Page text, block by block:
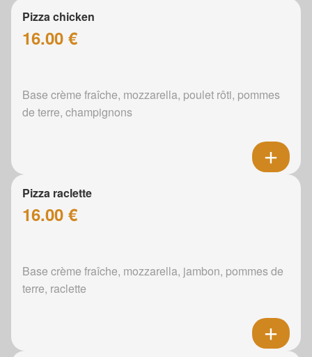
Pizza chicken
16.00 €
Base crème fraîche, mozzarella, poulet rôti, pommes
de terre, champignons
Pizza raclette
16.00 €
Base crème fraîche, mozzarella, jambon, pommes de
terre, raclette